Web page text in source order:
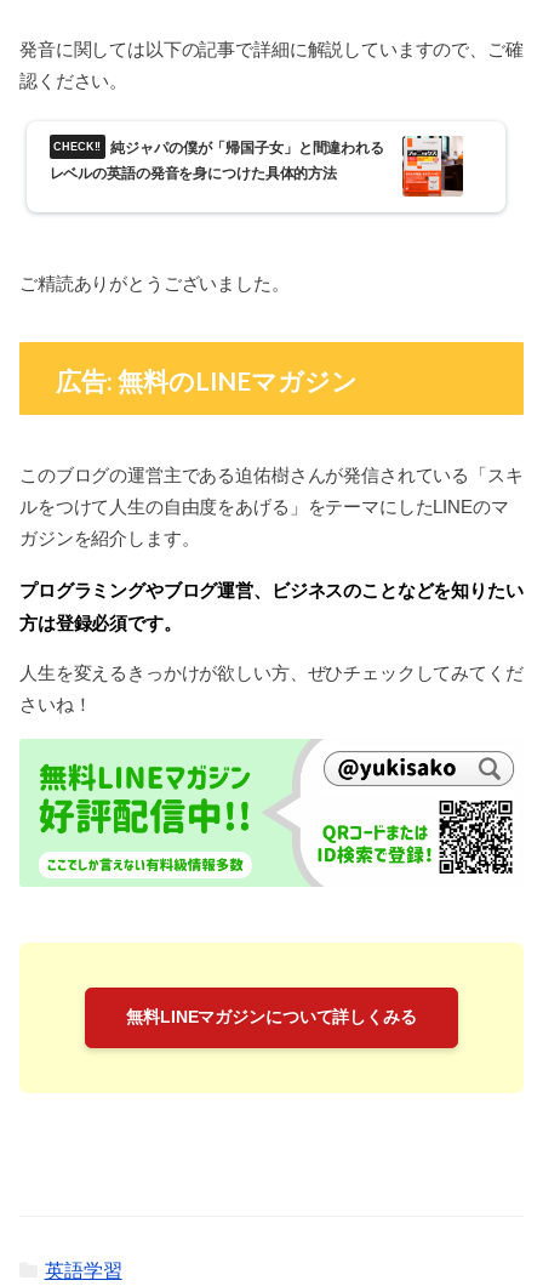
発音に関しては以下の記事で詳細に解説していますので、ご確
認ください。
純ジャパの僕が「帰国子女」と間違われる
レベルの英語の発音を身につけた具体的方法
ご精読ありがとうございました。
広告: 無料のLINEマガジン
このブログの運営主である迫佑樹さんが発信されている「スキ
ルをつけて人生の自由度をあげる」をテーマにしたLINEのマ
ガジンを紹介します。
プログラミングやブログ運営、ビジネスのことなどを知りたい
方は登録必須です。
人生を変えるきっかけが欲しい方、ぜひチェックしてみてくだ
さいね！
無料LINEマガジンについて詳しくみる
英語学習